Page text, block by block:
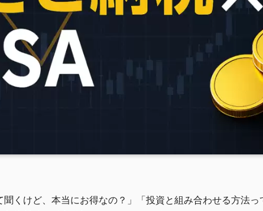
聞くけど、本当にお得なの？」「投資と組み合わせる方法